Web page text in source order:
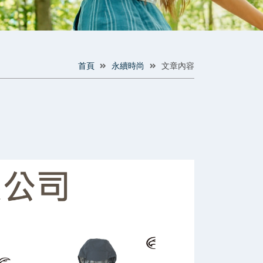
首頁 永續時尚 文章內容